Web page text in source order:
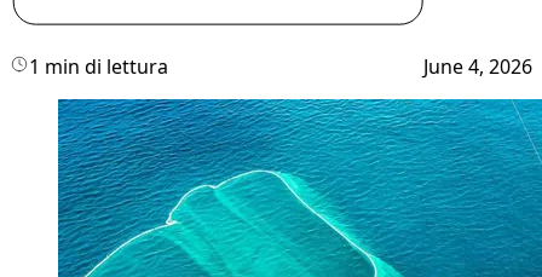
1 min di lettura June 4, 2026